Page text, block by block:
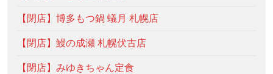
【閉店】博多もつ鍋 蟻月 札幌店
【閉店】鰻の成瀬 札幌伏古店
【閉店】みゆきちゃん定食